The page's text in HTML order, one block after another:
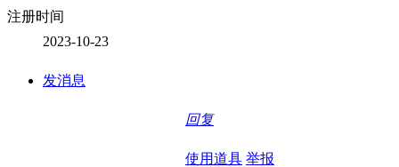
注册时间
2023-10-23
发消息
回复
使用道具 举报